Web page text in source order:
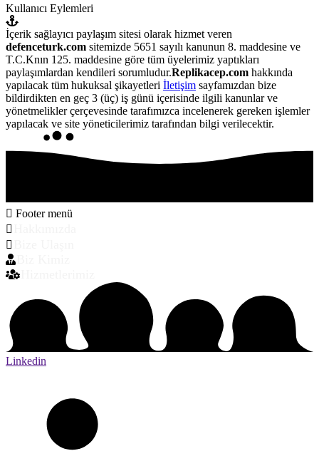
Kullanıcı Eylemleri
İçerik sağlayıcı paylaşım sitesi olarak hizmet veren
defenceturk.com sitemizde 5651 sayılı kanunun 8. maddesine ve
T.C.Knın 125. maddesine göre tüm üyelerimiz yaptıkları
paylaşımlardan kendileri sorumludur.Replikacep.com hakkında
yapılacak tüm hukuksal şikayetleri İletişim sayfamızdan bize
bildirdikten en geç 3 (üç) iş günü içerisinde ilgili kanunlar ve
yönetmelikler çerçevesinde tarafımızca incelenerek gereken işlemler
yapılacak ve site yöneticilerimiz tarafından bilgi verilecektir.
Footer menü
Linkedin